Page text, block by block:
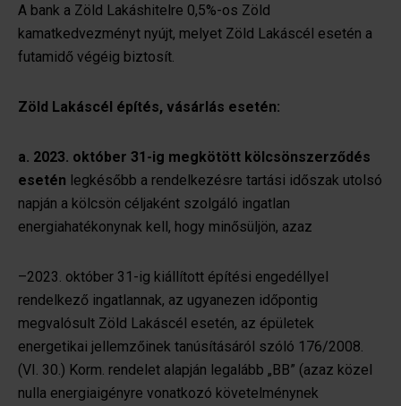
A bank a Zöld Lakáshitelre 0,5%-os Zöld
kamatkedvezményt nyújt, melyet Zöld Lakáscél esetén a
futamidő végéig biztosít.
Zöld Lakáscél építés, vásárlás esetén:
a. 2023. október 31-ig megkötött kölcsönszerződés
esetén legkésőbb a rendelkezésre tartási időszak utolsó
napján a kölcsön céljaként szolgáló ingatlan
energiahatékonynak kell, hogy minősüljön, azaz
–2023. október 31-ig kiállított építési engedéllyel
rendelkező ingatlannak, az ugyanezen időpontig
megvalósult Zöld Lakáscél esetén, az épületek
energetikai jellemzőinek tanúsításáról szóló 176/2008.
(VI. 30.) Korm. rendelet alapján legalább „BB” (azaz közel
nulla energiaigényre vonatkozó követelménynek